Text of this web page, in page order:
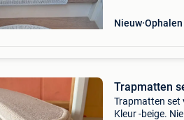
Nieuw Ophalen
Trapmatten
Trapmatten set
Kleur -beige.